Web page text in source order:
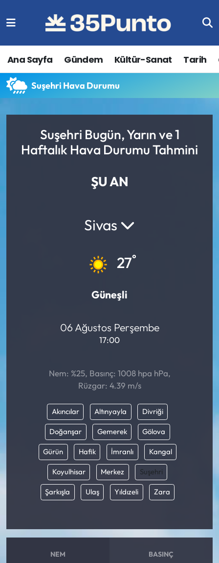
Ana Sayfa Gündem Kültür-Sanat Tarih
Suşehri Hava Durumu
Suşehri Bugün, Yarın ve 1
Haftalık Hava Durumu Tahmini
ŞU AN
Sivas
27°
Güneşli
06 Ağustos Perşembe
17:00
Nem: %25, Basınç: 1008 hpa hPa,
Rüzgar: 4.39 m/s
Akıncılar Altınyayla Divriği
Doğanşar Gemerek Gölova
Gürün Hafik İmranlı Kangal
Koyulhisar Merkez Suşehri
Şarkışla Ulaş Yıldızeli Zara
NEM BASINÇ